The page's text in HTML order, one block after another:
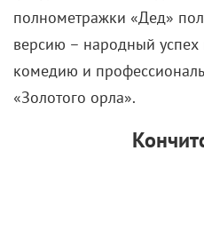
полнометражки «Дед»
версию – народный
комедию и
«Золотого орла».